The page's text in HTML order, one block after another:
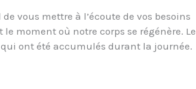
vous mettre à l’écoute de vos besoins
moment où notre corps se régénère. Le
ont été accumulés durant la journée.